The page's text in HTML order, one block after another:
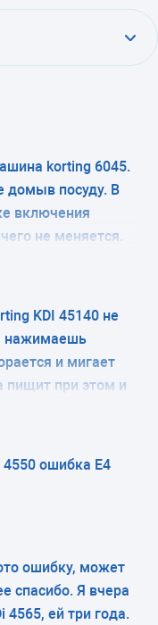
korting 6045.
домыв посуду. В
включения
не меняется.
сливается.
KDI 45140 не
нажимаешь
и мигает
пищит при этом и
ошибка Е4
ошибку, может
спасибо. Я вчера
4565, ей три года.